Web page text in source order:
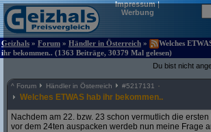
Impressum|
Werbung
Geizhals » Forum » Händler in Österreich »
Welches
ihr bekommen.. (1363 Beiträge, 30379 Mal gelesen)
Du bist nicht
^ Forum Händler in Österreich #5217131
Welches ETWAS hab ihr bekommen..
Nachdem am 22. bzw. 23 schon vermutlich die
vor dem 24ten auspacken werdeb nun meine Frage